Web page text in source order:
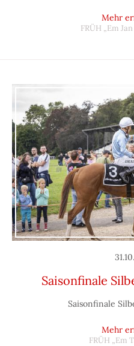
Mehr
FRÜH „Em
Saisonfinale
Saisonfinale
Mehr
FRÜH „Em